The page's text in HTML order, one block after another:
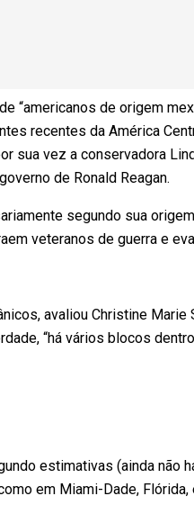
“americanos de origem
recentes da América
sua vez a conservadora
de Ronald Reagan.
segundo sua
veteranos de guerra e
avaliou Christine
“há vários blocos
estimativas (ainda não
em Miami-Dade, Flórida,